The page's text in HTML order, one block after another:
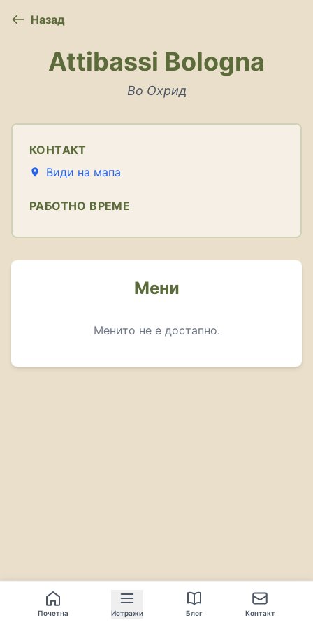
Назад
Attibassi Bologna
Во Охрид
КОНТАКТ
Види на мапа
РАБОТНО ВРЕМЕ
Мени
Менито не е достапно.
Почетна Истражи Блог Контакт